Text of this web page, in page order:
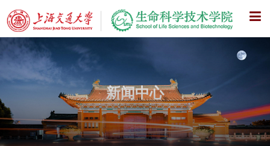
X
新闻中心